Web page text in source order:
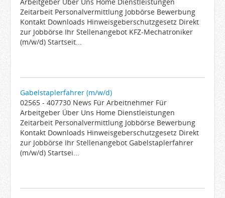
Zeitarbeit Personalvermittlung Jobbörse Bewerbung
Kontakt Downloads Hinweisgeberschutzgesetz Direkt
zur Jobbörse Ihr Stellenangebot KFZ-Mechatroniker
(m/w/d) Startseit...
Gabelstaplerfahrer (m/w/d)
02565 - 407730 News Für Arbeitnehmer Für
Arbeitgeber Über Uns Home Dienstleistungen
Zeitarbeit Personalvermittlung Jobbörse Bewerbung
Kontakt Downloads Hinweisgeberschutzgesetz Direkt
zur Jobbörse Ihr Stellenangebot Gabelstaplerfahrer
(m/w/d) Startsei...